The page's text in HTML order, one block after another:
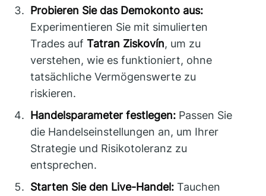
Probieren Sie das Demokonto aus:
Experimentieren Sie mit simulierten
Trades aufTatran Ziskovín, um zu
verstehen, wie es funktioniert, ohne
tatsächliche Vermögenswerte zu
riskieren.
Handelsparameter festlegen: Passen Sie
die Handelseinstellungen an, um Ihrer
Strategie und Risikotoleranz zu
entsprechen.
Starten Sie den Live-Handel: Tauchen